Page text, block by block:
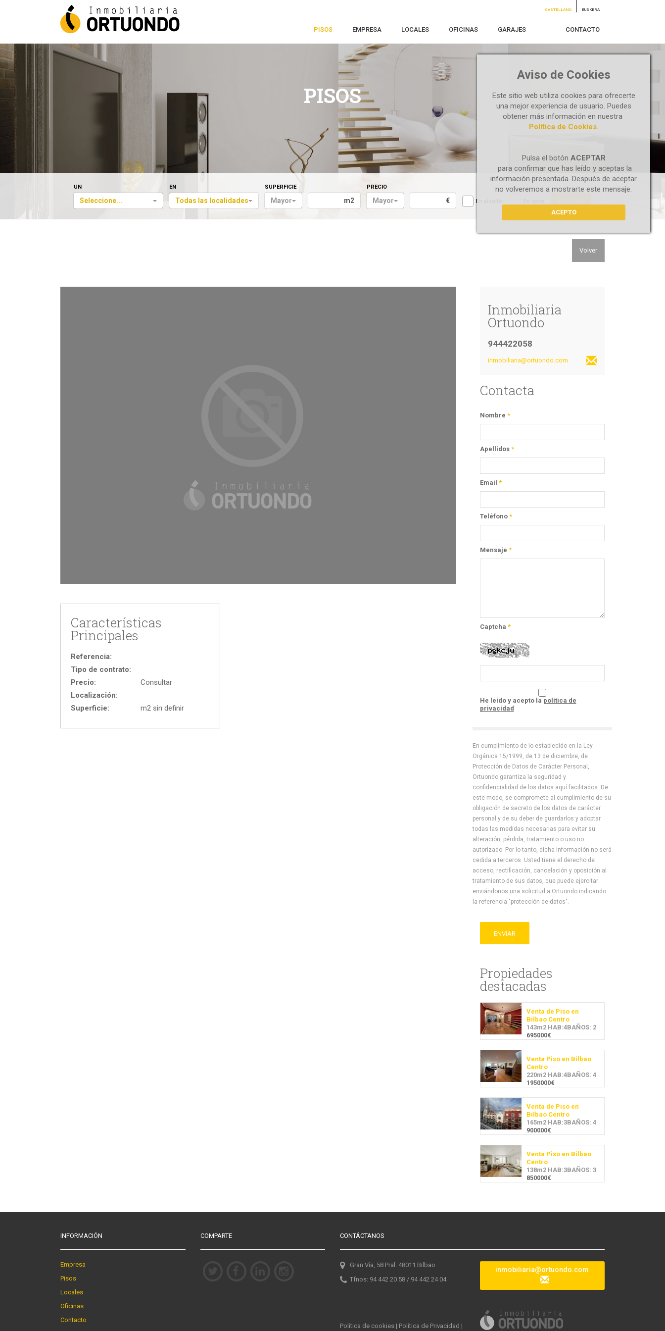
Aviso de Cookies
Este sitio web utiliza cookies para ofrecerte
una mejor experiencia de usuario. Puedes
obtener más información en nuestra
Política de Cookies.
Pulsa el botón ACEPTAR
para confirmar que has leído y aceptas la
información presentada. Después de aceptar
no volveremos a mostrarte este mensaje.
ACEPTO
CASTELLANO EUSKERA
PISOS EMPRESA LOCALES OFICINAS GARAJES CONTACTO
PISOS
UN
Seleccione...
EN
Todas las localidades
SUPERFICIE
Mayor m2
PRECIO
Mayor € En alquiler
Volver
Características
Principales
Referencia:
Tipo de contrato:
Precio:
Consultar
Localización:
Superficie:
m2 sin definir
Inmobiliaria
Ortuondo
944422058
inmobiliaria@ortuondo.com
Contacta
Nombre *
Apellidos *
Email *
Teléfono *
Mensaje *
Captcha *
He leído y acepto la política de
privacidad
En cumplimiento de lo establecido en la Ley
Orgánica 15/1999, de 13 de diciembre, de
Protección de Datos de Carácter Personal,
Ortuondo garantiza la seguridad y
confidencialidad de los datos aquí facilitados. De
este modo, se compromete al cumplimiento de su
obligación de secreto de los datos de carácter
personal y de su deber de guardarlos y adoptar
todas las medidas necesarias para evitar su
alteración, pérdida, tratamiento o uso no
autorizado. Por lo tanto, dicha información no será
cedida a terceros. Usted tiene el derecho de
acceso, rectificación, cancelación y oposición al
tratamiento de sus datos, que puede ejercitar
enviándonos una solicitud a Ortuondo indicando
la referencia "protección de datos".
ENVIAR
Propiedades
destacadas
Venta de Piso en
Bilbao Centro
143m2 HAB:4BAÑOS: 2
695000€
Venta Piso en Bilbao
Centro
220m2 HAB:4BAÑOS: 4
1950000€
Venta de Piso en
Bilbao Centro
165m2 HAB:3BAÑOS: 4
900000€
Venta Piso en Bilbao
Centro
138m2 HAB:3BAÑOS: 3
850000€
INFORMACIÓN
Empresa
Pisos
Locales
Oficinas
Contacto
COMPARTE CONTÁCTANOS
Gran Vía, 58 Pral. 48011 Bilbao
Tfnos: 94 442 20 58 / 94 442 24 04
inmobiliaria@ortuondo.com
Política de cookies | Política de Privacidad |